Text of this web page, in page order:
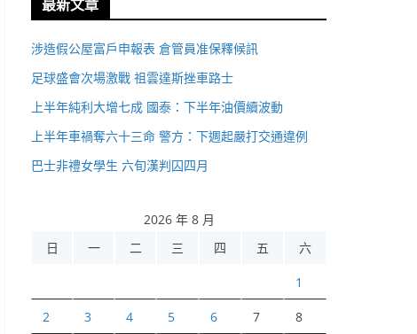
最新文章
涉造假公屋富戶申報表 倉管員准保釋候訊
足球盛會次場激戰 祖雲達斯挫車路士
上半年純利大增七成 國泰：下半年油價續波動
上半年車禍奪六十三命 警方：下週起嚴打交通違例
巴士非禮女學生 六旬漢判囚四月
2026 年 8 月
日
一 二 三 四 五 六
1
2 3 4 5 6 7 8